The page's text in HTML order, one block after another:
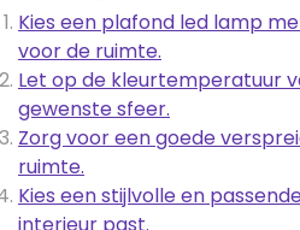
Kies een plafond led lamp
voor de ruimte.
Let op de kleurtemperatuur
gewenste sfeer.
Zorg voor een goede
ruimte.
Kies een stijlvolle en
interieur past.